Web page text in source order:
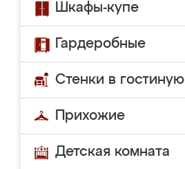
Шкафы-купе
Гардеробные
Стенки в гостиную
Прихожие
Детская комната